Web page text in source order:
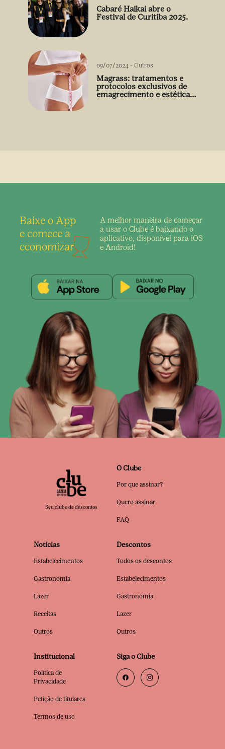
Cabaré Haikai abre o
Festival de Curitiba 2025.
09/07/2024 - Outros
Magrass: tratamentos e
protocolos exclusivos de
emagrecimento e estética
Baixe o App
e comece a
economizar
A melhor maneira de começar
a usar o Clube é baixando o
aplicativo, disponível para iOS
e Android!
Seu clube de descontos
O Clube
Por que assinar?
Quero assinar
FAQ
Notícias
Estabelecimentos
Gastronomia
Lazer
Receitas
Outros
Descontos
Todos os descontos
Estabelecimentos
Gastronomia
Lazer
Outros
Institucional
Política de
Privacidade
Petição de titulares
Termos de uso
Siga o Clube